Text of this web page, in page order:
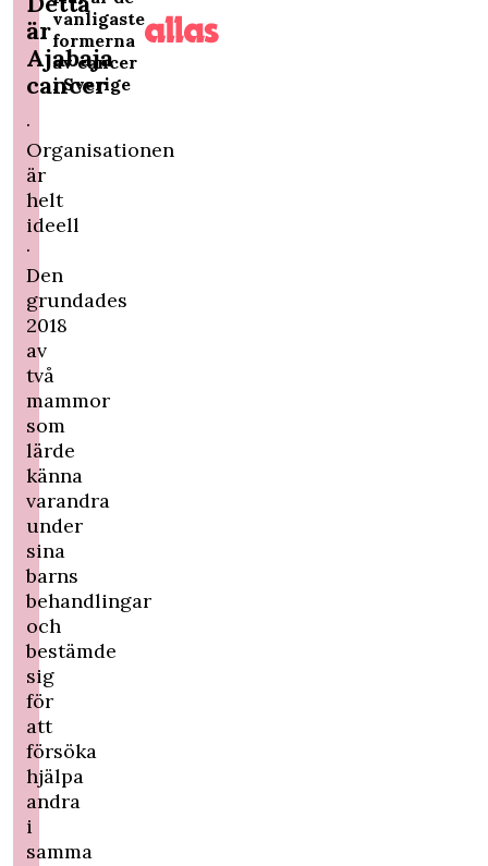
är
Ajabaja
cancer
·
Organisationen
är
helt
ideell
·
Den
grundades
2018
av
två
mammor
som
lärde
känna
varandra
under
sina
barns
behandlingar
och
bestämde
sig
för
att
försöka
hjälpa
andra
i
samma
vanligaste
formerna
av cancer
i Sverige